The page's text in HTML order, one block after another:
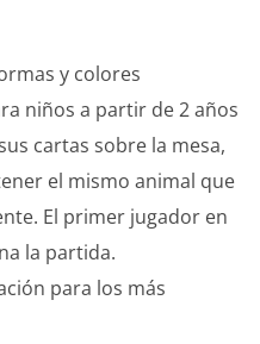
y colores
niños a partir de 2 años
cartas sobre la mesa,
el mismo animal que
El primer jugador en
la partida.
para los más